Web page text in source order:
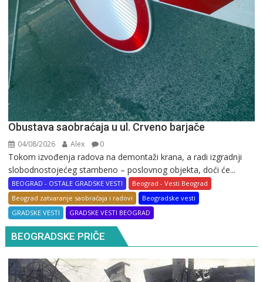
Obustava saobraćaja u ul. Crveno barjače
04/08/2026 Alex 0
Tokom izvođenja radova na demontaži krana, a radi izgradnji
slobodnostojećeg stambeno – poslovnog objekta, doći će...
BEOGRAD - OSTALE GRADSKE VESTI
Beograd - Vesti Beograd
Beograd zatvaranje saobraćaja i radovi
Beogradske vesti
GRADSKE VESTI
GRADSKE VESTI BEOGRAD
BEOGRADSKE PRIČE